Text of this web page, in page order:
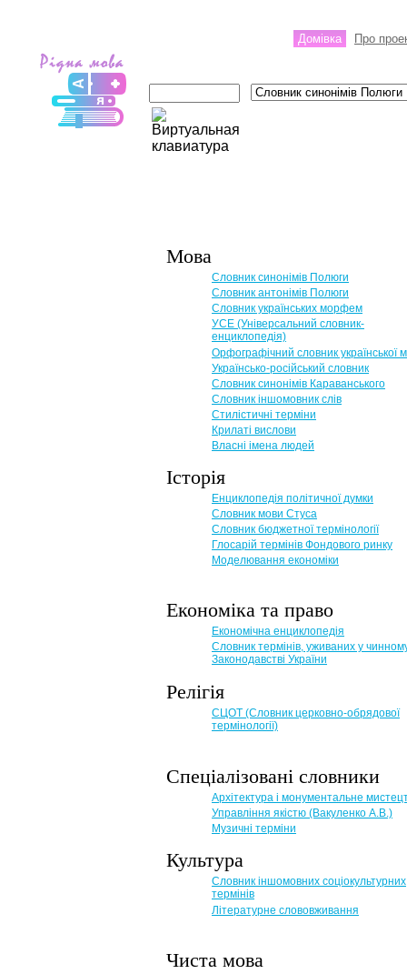
Домівка Про
Мова
Словник синонімів Полюги
Словник антонімів Полюги
Словник українських морфем
УСЕ (Універсальний словник-
енциклопедія)
Орфографічний словник української
Українсько-російський словник
Словник синонімів Караванського
Словник іншомовник слів
Стилістичні терміни
Крилаті вислови
Власні імена людей
Історія
Енциклопедія політичної думки
Словник мови Стуса
Словник бюджетної термінології
Глосарій термінів Фондового ринку
Моделювання економіки
Економіка та право
Eкономічна енциклопедія
Словник термінів, уживаних у
Законодавстві України
Релігія
СЦОТ (Словник церковно-обрядової
термінології)
Спеціалізовані словники
Архітектура і монументальне
Управління якістю (Вакуленко А.В.)
Музичні терміни
Культура
Словник іншомовних соціокультурних
термінів
Літературне слововживання
Чиста мова